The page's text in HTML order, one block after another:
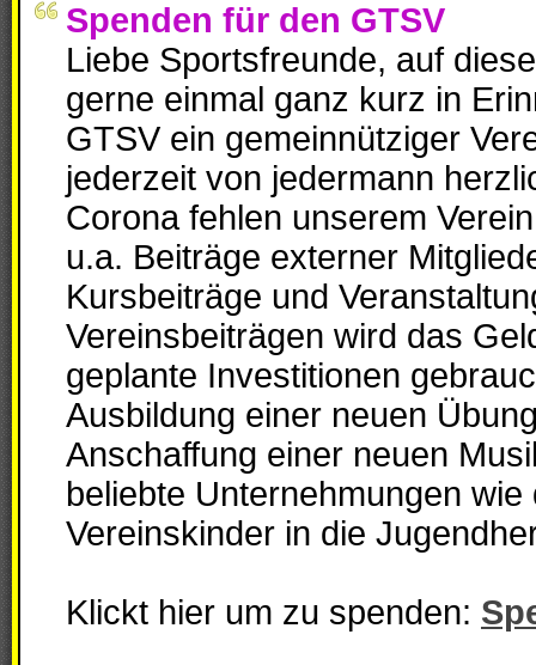
Spenden für den GTSV
Liebe Sportsfreunde, auf
gerne einmal ganz kurz in
GTSV ein gemeinnütziger
jederzeit von jedermann
Corona fehlen unserem
u.a. Beiträge externer
Kursbeiträge und
Vereinsbeiträgen wird das
geplante Investitionen
Ausbildung einer neuen
Anschaffung einer neuen
beliebte Unternehmungen wie
Vereinskinder in die
Klickt hier um zu spenden: